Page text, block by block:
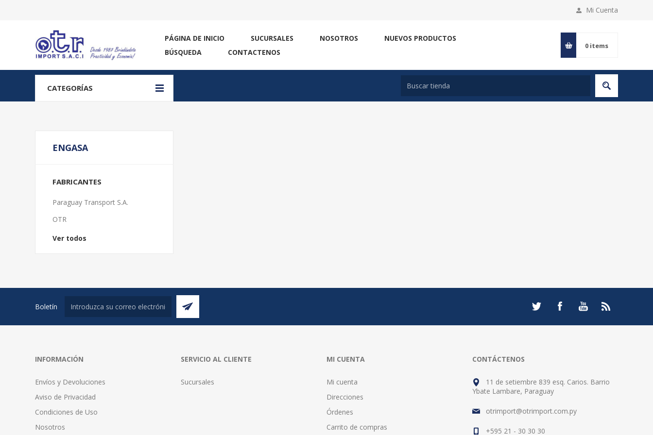
Mi Cuenta
PÁGINA DE INICIO SUCURSALES NOSOTROS
NUEVOS PRODUCTOS
BÚSQUEDA
CONTACTENOS
0 items
CATEGORÍAS
ENGASA
FABRICANTES
Paraguay Transport S.A.
OTR
Ver todos
Boletín
INFORMACIÓN
Envíos y Devoluciones
Aviso de Privacidad
Condiciones de Uso
Nosotros
SERVICIO AL CLIENTE
Sucursales
MI CUENTA
Mi cuenta
Direcciones
Órdenes
Carrito de compras
CONTÁCTENOS
11 de setiembre 839 esq. Carios. Barrio
Ybate Lambare, Paraguay
otrimport@otrimport.com.py
+595 21 - 30 30 30